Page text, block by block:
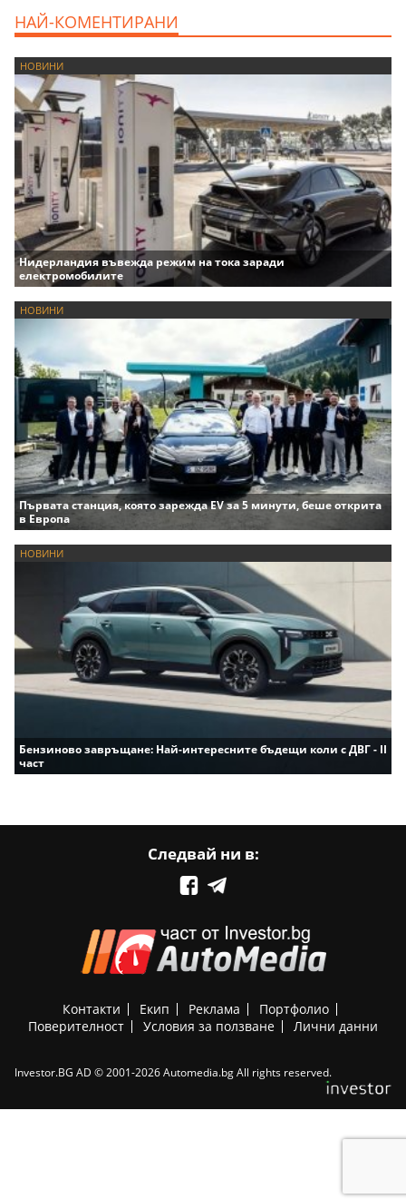
НАЙ-КОМЕНТИРАНИ
НОВИНИ
Нидерландия въвежда режим на тока заради
електромобилите
НОВИНИ
Първата станция, която зарежда EV за 5 минути, беше открита
в Европа
НОВИНИ
Бензиново завръщане: Най-интересните бъдещи коли с ДВГ - II
част
Следвай ни в:
Контакти Екип Реклама
Портфолио
Поверителност
Условия за ползване Лични данни
Investor.BG AD © 2001-2026 Automedia.bg All rights reserved.